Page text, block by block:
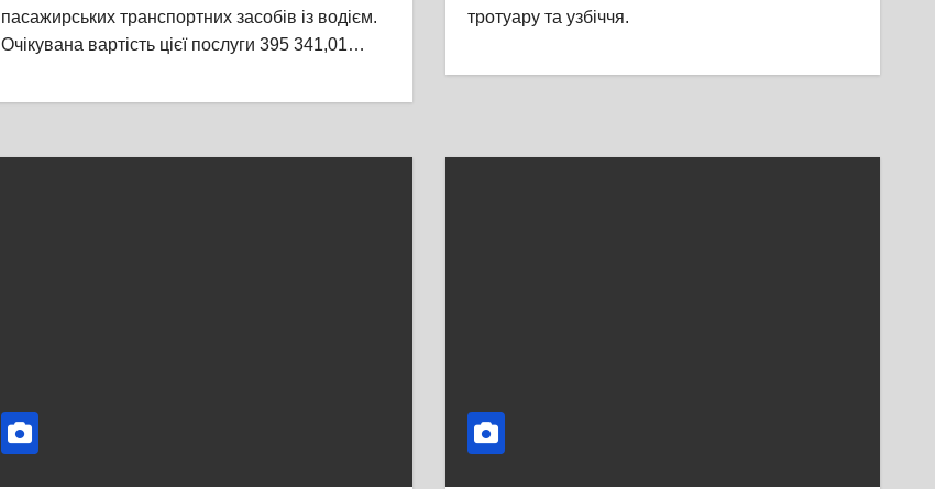
пасажирських транспортних засобів із водієм.
Очікувана вартість цієї послуги 395 341,01…
тротуару та узбіччя.